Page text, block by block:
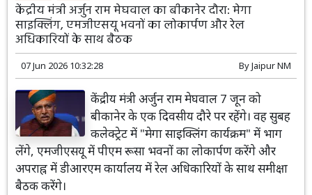
केंद्रीय मंत्री अर्जुन राम मेघवाल का बीकानेर दौरा: मेगा
साइक्लिंग, एमजीएसयू भवनों का लोकार्पण और रेल
अधिकारियों के साथ बैठक
07 Jun 2026 10:32:28 ByJaipur NM
केंद्रीय मंत्री अर्जुन राम मेघवाल 7 जून को
बीकानेर के एक दिवसीय दौरे पर रहेंगे। वह सुबह
कलेक्ट्रेट में "मेगा साइक्लिंग कार्यक्रम" में भाग
लेंगे, एमजीएसयू में पीएम रूसा भवनों का लोकार्पण करेंगे और
अपराह्न में डीआरएम कार्यालय में रेल अधिकारियों के साथ समीक्षा
बैठक करेंगे।